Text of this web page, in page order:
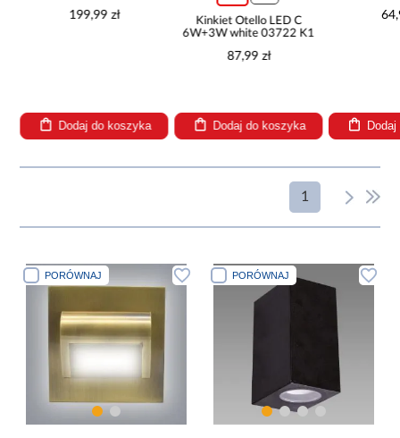
199,99 zł
Dodaj do koszyka
Kinkiet Otello LED C
6W+3W white 03722 K1
87,99 zł
Dodaj do koszyka
1
PORÓWNAJ PORÓWNAJ